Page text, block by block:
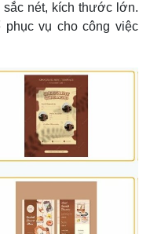
sắc nét, kích thước lớn.
phục vụ cho công việc